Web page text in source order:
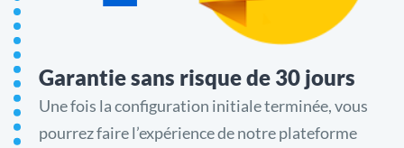
Garantie sans risque de 30 jours
Une fois la configuration initiale terminée, vous
pourrez faire l’expérience de notre plateforme